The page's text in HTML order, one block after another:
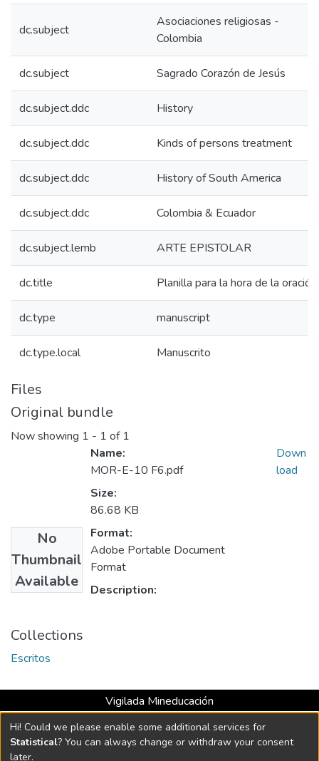
dc.subject
Asociaciones religiosas -
Colombia
dc.subject Sagrado Corazón de Jesús
dc.subject.ddc History
dc.subject.ddc Kinds of persons treatment
dc.subject.ddc History of South America
dc.subject.ddc Colombia & Ecuador
dc.subject.lemb ARTE EPISTOLAR
dc.title Planilla para la hora de la oración
dc.type manuscript
dc.type.local Manuscrito
Files
Original bundle
Now showing 1 - 1 of 1
No
Thumbnail
Available
Name:
MOR-E-10 F6.pdf
Size:
86.68 KB
Format:
Adobe Portable Document
Format
Description:
Down
load
Collections
Escritos
Vigilada Mineducación
Universidad con Acreditación Institucional hasta 2026 -
Resolución MEN 2158 de 2018
Hi! Could we please enable some additional services for
Statistical? You can always change or withdraw your consent
later.